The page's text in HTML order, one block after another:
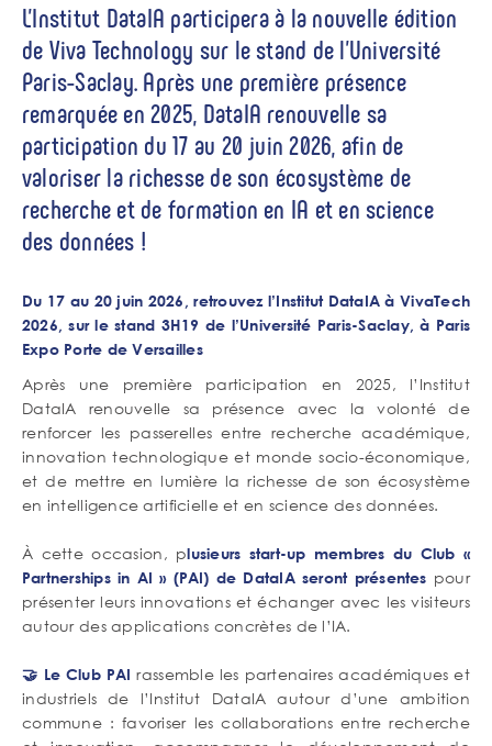
L’Institut DataIA participera à la nouvelle édition
de Viva Technology sur le stand de l’Université
Paris-Saclay. Après une première présence
remarquée en 2025, DataIA renouvelle sa
participation du 17 au 20 juin 2026, afin de
valoriser la richesse de son écosystème de
recherche et de formation en IA et en science
des données !
Du 17 au 20 juin 2026, retrouvez l’Institut DataIA à VivaTech
2026, sur le stand 3H19 de l’Université Paris-Saclay, à Paris
Expo Porte de Versailles
Après une première participation en 2025, l’Institut
DataIA renouvelle sa présence avec la volonté de
renforcer les passerelles entre recherche académique,
innovation technologique et monde socio-économique,
et de mettre en lumière la richesse de son écosystème
en intelligence artificielle et en science des données.
À cette occasion, plusieurs start-up membres du Club «
Partnerships in AI » (PAI) de DataIA seront présentes pour
présenter leurs innovations et échanger avec les visiteurs
autour des applications concrètes de l’IA.
🤝 Le Club PAI rassemble les partenaires académiques et
industriels de l’Institut DataIA autour d’une ambition
commune : favoriser les collaborations entre recherche